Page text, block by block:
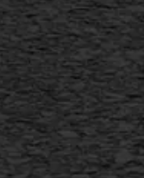
Flexigoot
Vertical seal
Vlakslijpen
Vorstschade
AWS ASFALTWERKEN
+31 493 842 840
info@asfaltwerken.nl